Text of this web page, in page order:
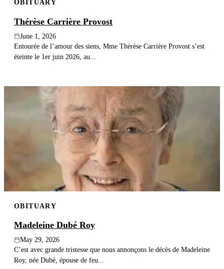
OBITUARY
Thérèse Carrière Provost
June 1, 2026
Entourée de l’amour des siens, Mme Thérèse Carrière Provost s’est
éteinte le 1er juin 2026, au...
OBITUARY
Madeleine Dubé Roy
May 29, 2026
C’est avec grande tristesse que nous annonçons le décès de Madeleine
Roy, née Dubé, épouse de feu...